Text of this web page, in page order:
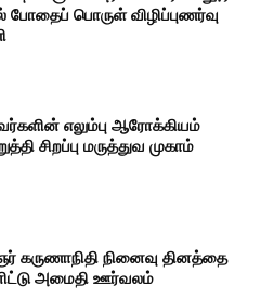
போதைப் பொருள் விழிப்புணர்வு
எலும்பு ஆரோக்கியம்
சிறப்பு மருத்துவ முகாம்
கருணாநிதி நினைவு தினத்தை
அமைதி ஊர்வலம்